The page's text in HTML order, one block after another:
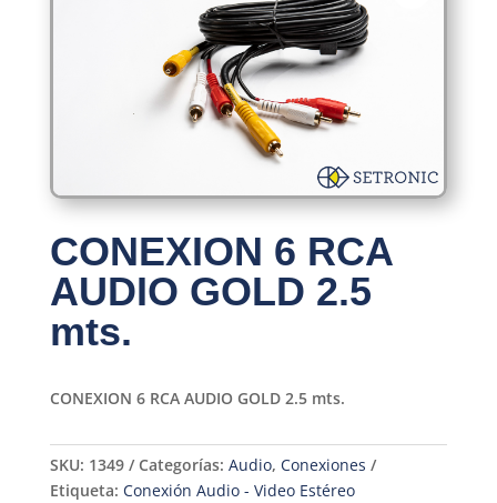
CONEXION 6 RCA
AUDIO GOLD 2.5
mts.
CONEXION 6 RCA AUDIO GOLD 2.5 mts.
SKU: 1349 Categorías: Audio, Conexiones
Etiqueta: Conexión Audio - Video Estéreo